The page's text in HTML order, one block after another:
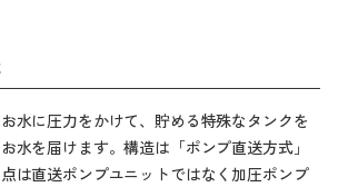
水に圧力をかけて、貯める特殊なタンクを
水を届けます。構造は「ポンプ直送方式」
は直送ポンプユニットではなく加圧ポンプ